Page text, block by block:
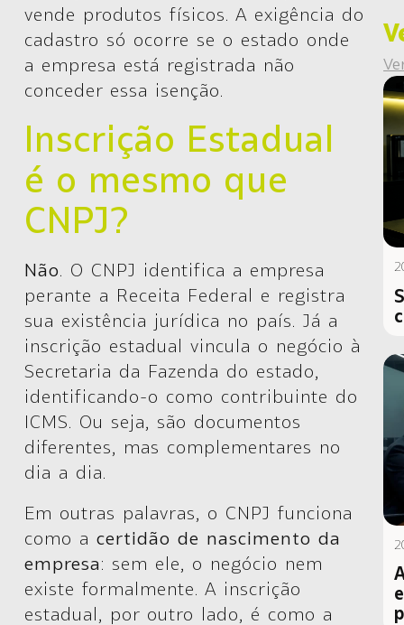
vende produtos físicos. A exigência do
cadastro só ocorre se o estado onde
a empresa está registrada não
conceder essa isenção.
Inscrição Estadual
é o mesmo que
CNPJ?
Não. O CNPJ identifica a empresa
perante a Receita Federal e registra
sua existência jurídica no país. Já a
inscrição estadual vincula o negócio à
Secretaria da Fazenda do estado,
identificando-o como contribuinte do
ICMS. Ou seja, são documentos
diferentes, mas complementares no
dia a dia.
Em outras palavras, o CNPJ funciona
como a certidão de nascimento da
empresa: sem ele, o negócio nem
existe formalmente. A inscrição
estadual, por outro lado, é como a